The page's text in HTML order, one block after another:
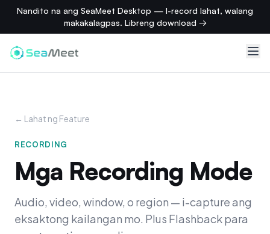
Nandito na ang SeaMeet Desktop — I-record lahat, walang
makakalagpas. Libreng download →
← Lahat ng Feature
RECORDING
Mga Recording Mode
Audio, video, window, o region — i-capture ang
eksaktong kailangan mo. Plus Flashback para